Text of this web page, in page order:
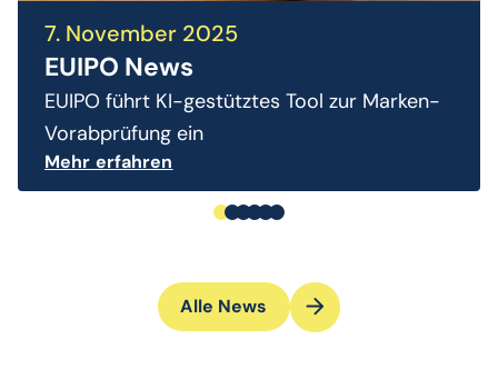
7. November 2025
EUIPO News
EUIPO führt KI-gestütztes Tool zur Marken-
Vorabprüfung ein
Mehr erfahren
Alle News